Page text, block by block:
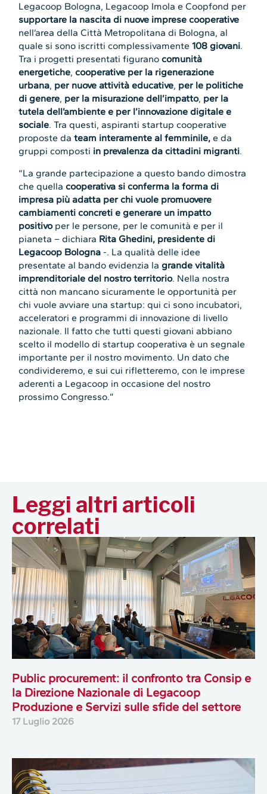
Legacoop Bologna, Legacoop Imola e Coopfond per
supportare la nascita di nuove imprese cooperative
nell’area della Città Metropolitana di Bologna, al
quale si sono iscritti complessivamente108 giovani.
Tra i progetti presentati figuranocomunità
energetiche,cooperative per la rigenerazione
urbana, per nuove attività educative, per le politiche
di genere, per la misurazione dell’impatto, per la
tutela dell’ambiente e per l’innovazione digitale e
sociale. Tra questi, aspiranti startup cooperative
proposte dateam interamente al femminile,e da
gruppi composti in prevalenza da cittadini migranti.
“La grande partecipazione a questo bando dimostra
che quellacooperativa si conferma la forma di
impresa più adatta per chi vuole promuovere
cambiamenti concreti e generare un impatto
positivoper le persone, per le comunità e per il
pianeta – dichiara Rita Ghedini, presidente di
Legacoop Bologna -. La qualità delle idee
presentate al bando evidenzia lagrande vitalità
imprenditoriale del nostro territorio. Nella nostra
città non mancano sicuramente le opportunità per
chi vuole avviare una startup: qui ci sono incubatori,
acceleratori e programmi di innovazione di livello
nazionale. Il fatto che tutti questi giovani abbiano
scelto il modello di startup cooperativa è un segnale
importante per il nostro movimento. Un dato che
condivideremo, e sui cui rifletteremo, con le imprese
aderenti a Legacoop in occasione del nostro
prossimo Congresso.”
Leggi altri articoli
correlati
Public procurement: il confronto tra Consip e
la Direzione Nazionale di Legacoop
Produzione e Servizi sulle sfide del settore
17 Luglio 2026